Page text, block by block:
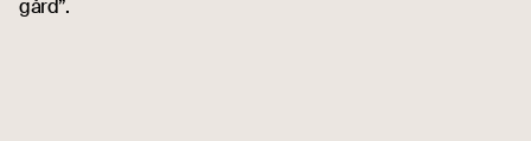
gård”.